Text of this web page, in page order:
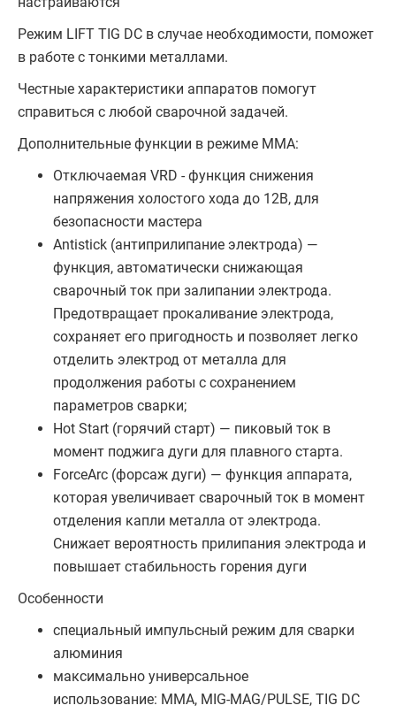
Режим LIFT TIG DC в случае необходимости, поможет
в работе с тонкими металлами.
Честные характеристики аппаратов помогут
справиться с любой сварочной задачей.
Дополнительные функции в режиме ММА:
Отключаемая VRD - функция снижения
напряжения холостого хода до 12В, для
безопасности мастера
Antistick (антиприлипание электрода) —
функция, автоматически снижающая
сварочный ток при залипании электрода.
Предотвращает прокаливание электрода,
сохраняет его пригодность и позволяет легко
отделить электрод от металла для
продолжения работы с сохранением
параметров сварки;
Hot Start (горячий старт) — пиковый ток в
момент поджига дуги для плавного старта.
ForceArc (форсаж дуги) — функция аппарата,
которая увеличивает сварочный ток в момент
отделения капли металла от электрода.
Снижает вероятность прилипания электрода и
повышает стабильность горения дуги
Особенности
специальный импульсный режим для сварки
алюминия
максимально универсальное
использование: MMA, MIG-MAG/PULSE, TIG DC